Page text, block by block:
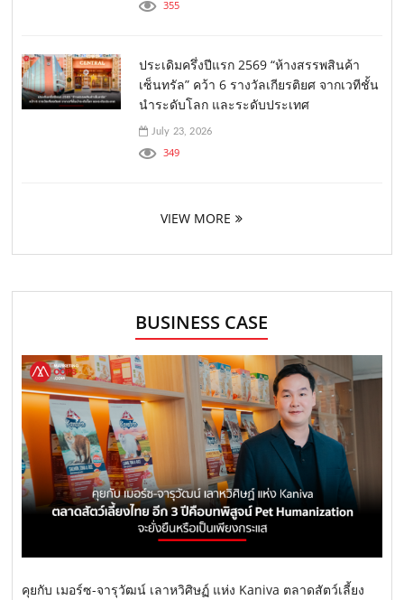
355
ประเดิมครึ่งปีแรก 2569 “ห้างสรรพสินค้า
เซ็นทรัล” คว้า 6 รางวัลเกียรติยศ จากเวทีชั้น
นำระดับโลก และระดับประเทศ
July 23, 2026
349
VIEW MORE
BUSINESS CASE
คุยกับ เมอร์ซ-จารุวัฒน์ เลาหวิศิษฏ์ แห่ง Kaniva ตลาดสัตว์เลี้ยง